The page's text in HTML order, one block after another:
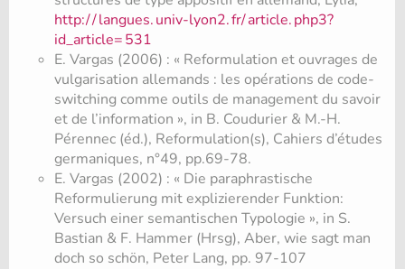
http://langues.univ-lyon2.fr/article.php3?
id_article=531
E. Vargas (2006) : « Reformulation et ouvrages de
vulgarisation allemands : les opérations de code-
switching comme outils de management du savoir
et de l’information », in B. Coudurier & M.-H.
Pérennec (éd.), Reformulation(s), Cahiers d’études
germaniques, n°49, pp.69-78.
E. Vargas (2002) : « Die paraphrastische
Reformulierung mit explizierender Funktion:
Versuch einer semantischen Typologie », in S.
Bastian & F. Hammer (Hrsg), Aber, wie sagt man
doch so schön, Peter Lang, pp. 97-107